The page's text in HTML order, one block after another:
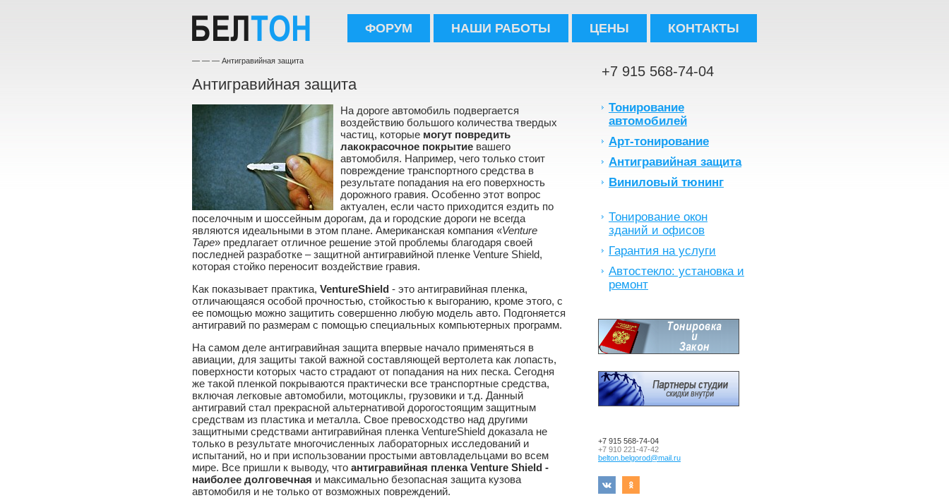
КОНТАКТЫ
ЦЕНЫ
НАШИ РАБОТЫ
ФОРУМ
— — — Антигравийная защита
Антигравийная защита
На дороге автомобиль подвергается
воздействию большого количества твердых
частиц, которые могут повредить
лакокрасочное покрытие вашего
автомобиля. Например, чего только стоит
повреждение транспортного средства в
результате попадания на его поверхность
дорожного гравия. Особенно этот вопрос
актуален, если часто приходится ездить по
поселочным и шоссейным дорогам, да и городские дороги не всегда
являются идеальными в этом плане. Американская компания «Venture
Tape» предлагает отличное решение этой проблемы благодаря своей
последней разработке – защитной антигравийной пленке Venture Shield,
которая стойко переносит воздействие гравия.
Как показывает практика, VentureShield - это антигравийная пленка,
отличающаяся особой прочностью, стойкостью к выгоранию, кроме этого, с
ее помощью можно защитить совершенно любую модель авто. Подгоняется
антигравий по размерам с помощью специальных компьютерных программ.
На самом деле антигравийная защита впервые начало применяться в
авиации, для защиты такой важной составляющей вертолета как лопасть,
поверхности которых часто страдают от попадания на них песка. Сегодня
же такой пленкой покрываются практически все транспортные средства,
включая легковые автомобили, мотоциклы, грузовики и т.д. Данный
антигравий стал прекрасной альтернативой дорогостоящим защитным
средствам из пластика и металла. Свое превосходство над другими
защитными средствами антигравийная пленка VentureShield доказала не
только в результате многочисленных лабораторных исследований и
испытаний, но и при использовании простыми автовладельцами во всем
мире. Все пришли к выводу, что антигравийная пленка Venture Shield -
наиболее долговечная и максимально безопасная защита кузова
автомобиля и не только от возможных повреждений.
+7 915 568-74-04
Тонирование
автомобилей
Арт-тонирование
Антигравийная защита
Виниловый тюнинг
Тонирование окон
зданий и офисов
Гарантия на услуги
Автостекло: установка и
ремонт
+7 915 568-74-04
+7 910 221-47-42
belton.belgorod@mail.ru